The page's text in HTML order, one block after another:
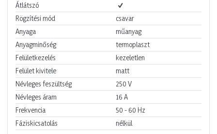
Átlátszó
Rögzítési mód
csavar
Anyaga
műanyag
Anyagminőség
termoplaszt
Felületkezelés
kezeletlen
Felület kivitele
matt
Névleges feszültség
250 V
Névleges áram
16 A
Frekvencia
50 - 60 Hz
Fáziskicsatolás
nélkül